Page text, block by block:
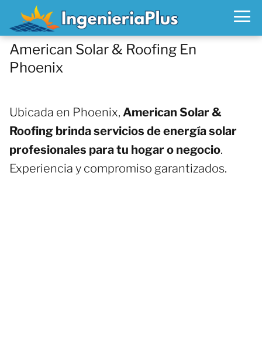
American Solar & Roofing En
Phoenix
Ubicada en Phoenix, American Solar &
Roofing brinda servicios de energía solar
profesionales para tu hogar o negocio.
Experiencia y compromiso garantizados.